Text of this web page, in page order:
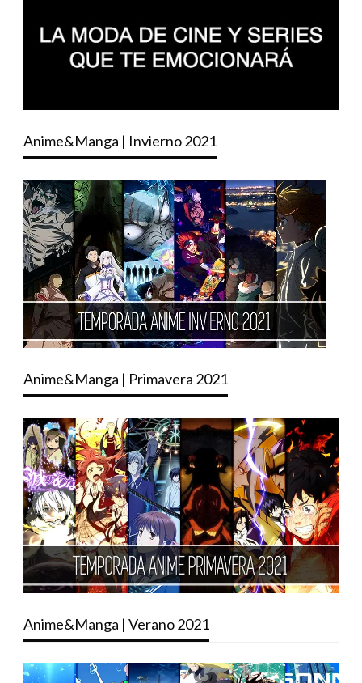
Anime&Manga | Invierno 2021
Anime&Manga | Primavera 2021
Anime&Manga | Verano 2021